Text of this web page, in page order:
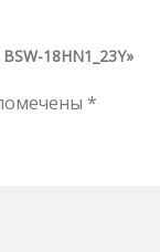
18HN1_23Y»
*